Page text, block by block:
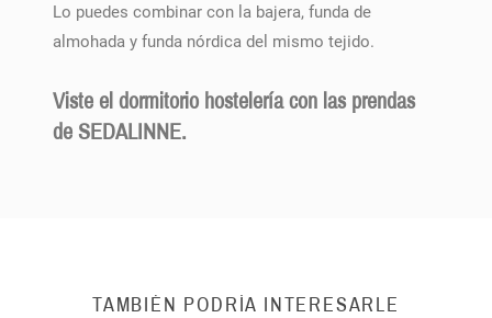
Lo puedes combinar con la bajera, funda de
almohada y funda nórdica del mismo tejido.
Viste el dormitorio hostelería con las prendas
de SEDALINNE.
TAMBIÉN PODRÍA INTERESARLE